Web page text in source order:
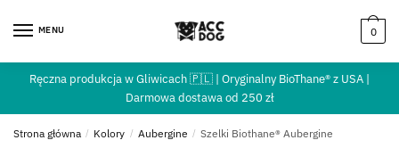
MENU 0
Ręczna produkcja w Gliwicach 🇵🇱 | Oryginalny BioThane® z USA |
Darmowa dostawa od 250 zł
Strona główna / Kolory / Aubergine / Szelki Biothane® Aubergine